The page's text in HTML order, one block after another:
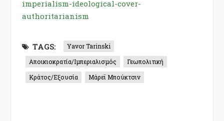
imperialism-ideological-cover-
authoritarianism
TAGS:
Yavor Tarinski
Αποικιοκρατία/Ιμπεριαλισμός
Γεωπολιτική
Κράτος/Εξουσία
Μάρεϊ Μπούκτσιν